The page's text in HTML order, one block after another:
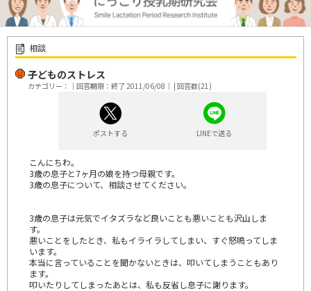
相談
子どものストレス
カテゴリー：｜回答期限：終了 2011/06/08｜ | 回答数(21)
ポストする LINEで送る
こんにちわ。
3歳の息子と7ヶ月の娘を持つ母親です。
3歳の息子について、相談させてください。
3歳の息子は元気でイタズラなど良いことも悪いことも沢山しま
す。
悪いことをしたとき、私もイライラしてしまい、すぐ怒鳴ってしま
います。
本当に言っていることを聞かないときは、叩いてしまうこともあり
ます。
叩いたりしてしまったあとは、私も反省し息子に謝ります。